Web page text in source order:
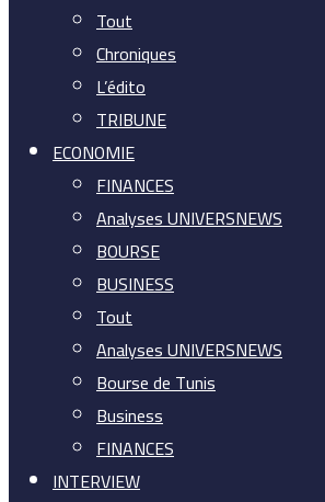
Tout
Chroniques
L’édito
TRIBUNE
ECONOMIE
FINANCES
Analyses UNIVERSNEWS
BOURSE
BUSINESS
Tout
Analyses UNIVERSNEWS
Bourse de Tunis
Business
FINANCES
INTERVIEW